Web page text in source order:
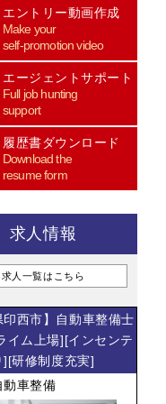
エントリー動画作成
Make your
self-promotion video
エージェントサポート
Full job hunting
support
履歴書ダウンロード
Download the
resume form
求人情報
求人一覧はこちら
印西市】自動車整備士
イム上場][インセンテ
][研修制度充実]
動車整備